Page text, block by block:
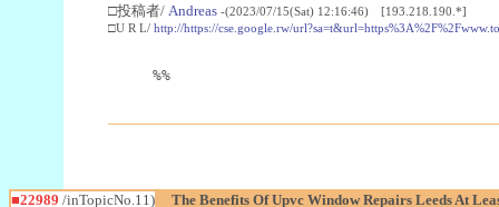
□投稿者/ Andreas -(2023/07/15(Sat) 12:16:46) [193.218.190.*]
□U R L/ http://https://cse.google.rw/
%%
■22989 /inTopicNo.11) The Benefits Of Upvc Window Repairs Leeds At